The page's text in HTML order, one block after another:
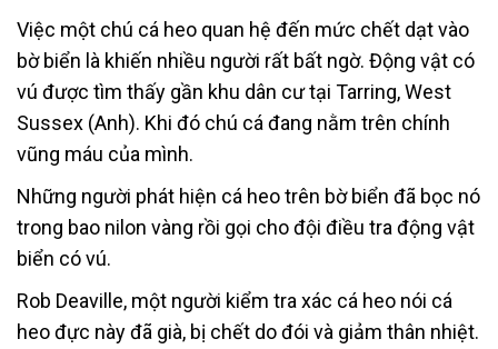
Việc một chú cá heo quan hệ đến mức chết dạt vào
bờ biển là khiến nhiều người rất bất ngờ. Động vật có
vú được tìm thấy gần khu dân cư tại Tarring, West
Sussex (Anh). Khi đó chú cá đang nằm trên chính
vũng máu của mình.
Những người phát hiện cá heo trên bờ biển đã bọc nó
trong bao nilon vàng rồi gọi cho đội điều tra động vật
biển có vú.
Rob Deaville, một người kiểm tra xác cá heo nói cá
heo đực này đã già, bị chết do đói và giảm thân nhiệt.